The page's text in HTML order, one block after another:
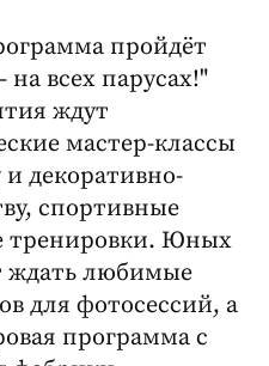
пройдёт
всех парусах!"
ждут
мастер-классы
декоративно-
спортивные
тренировки. Юных
ждать любимые
для фотосессий, а
программа с